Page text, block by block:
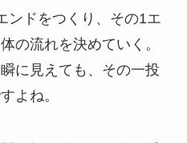
ンドをつくり、その1エ
の流れを決めていく。
に見えても、その一投
よね。